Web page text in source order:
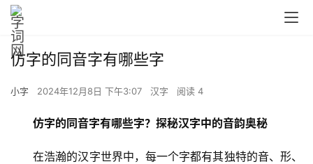
仿字的同音字有哪些字
小字 2024年12月8日 下午3:07 汉字 阅读 4
仿字的同音字有哪些字？探秘汉字中的音韵奥秘
在浩瀚的汉字世界中，每一个字都有其独特的音、形、